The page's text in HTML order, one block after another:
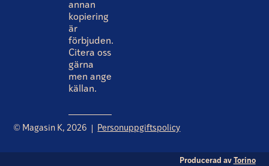
annan
kopiering
är
förbjuden.
Citera oss
gärna
men ange
källan.
© Magasin K, 2026 Personuppgiftspolicy
Producerad av Torino